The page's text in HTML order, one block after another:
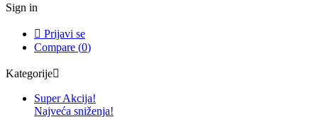
Sign in
 Prijavi se
Compare (0)
Kategorije
Super Akcija!
Najveća sniženja!